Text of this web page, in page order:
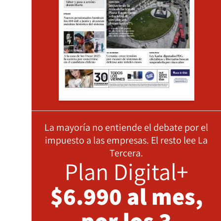
La mayoría no entiende el debate por el
impuesto a las empresas. El resto lee La
Tercera.
Plan Digital+
$6.990 al mes,